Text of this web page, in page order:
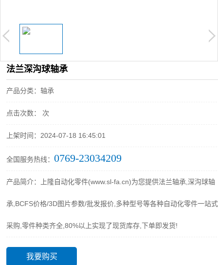
法兰深沟球轴承
产品分类：轴承
点击次数： 次
上架时间：2024-07-18 16:45:01
全国服务热线：0769-23034209
产品简介：上隆自动化零件(www.sl-fa.cn)为您提供法兰轴承,深沟球轴
承,BCFS价格/3D图片参数/批发报价,多种型号等各种自动化零件一站式
采购,零件种类齐全,80%以上实现了现货库存,下单即发货!
我要购买